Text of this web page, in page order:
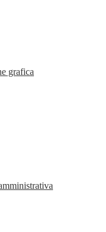
grafica